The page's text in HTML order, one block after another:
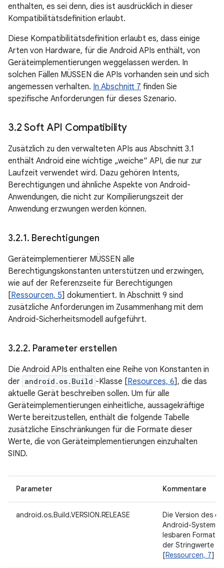
enthalten, es sei denn, dies ist ausdrücklich in dieser
Kompatibilitätsdefinition erlaubt.
Diese Kompatibilitätsdefinition erlaubt es, dass einige
Arten von Hardware, für die Android APIs enthält, von
Geräteimplementierungen weggelassen werden. In
solchen Fällen MÜSSEN die APIs vorhanden sein und sich
angemessen verhalten. In Abschnitt 7 finden Sie
spezifische Anforderungen für dieses Szenario.
3.2 Soft API Compatibility
Zusätzlich zu den verwalteten APIs aus Abschnitt 3.1
enthält Android eine wichtige „weiche“ API, die nur zur
Laufzeit verwendet wird. Dazu gehören Intents,
Berechtigungen und ähnliche Aspekte von Android-
Anwendungen, die nicht zur Kompilierungszeit der
Anwendung erzwungen werden können.
3.2.1. Berechtigungen
Geräteimplementierer MÜSSEN alle
Berechtigungskonstanten unterstützen und erzwingen,
wie auf der Referenzseite für Berechtigungen
[Ressourcen, 5] dokumentiert. In Abschnitt 9 sind
zusätzliche Anforderungen im Zusammenhang mit dem
Android-Sicherheitsmodell aufgeführt.
3.2.2. Parameter erstellen
Die Android APIs enthalten eine Reihe von Konstanten in
der android.os.Build -Klasse [Resources, 6], die das
aktuelle Gerät beschreiben sollen. Um für alle
Geräteimplementierungen einheitliche, aussagekräftige
Werte bereitzustellen, enthält die folgende Tabelle
zusätzliche Einschränkungen für die Formate dieser
Werte, die von Geräteimplementierungen einzuhalten
SIND.
Parameter Kommentare
android.os.Build.VERSION.RELEASE
Die Version des
Android-Systems
lesbaren Format.
der Stringwerte
[Ressourcen, 7]